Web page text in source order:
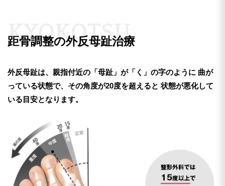
距骨調整の外反母趾治療
KYOKOTSU
外反母趾は、親指付近の「母趾」が「く」の字のように 曲が
っている状態で、その角度が20度を超えると 状態が悪化して
いる目安となります。